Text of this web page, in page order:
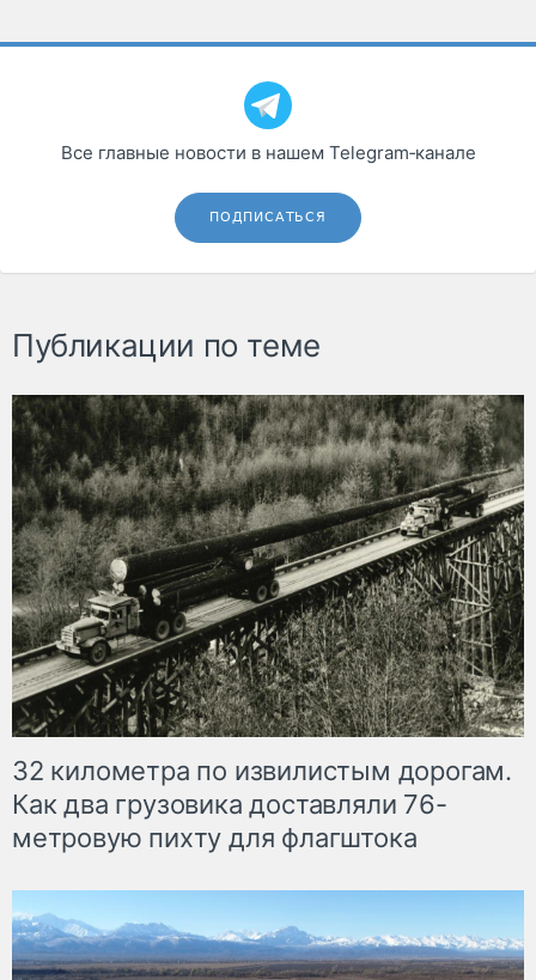
Все главные новости в нашем Telegram‑канале
ПОДПИСАТЬСЯ
Публикации по теме
32 километра по извилистым дорогам.
Как два грузовика доставляли 76-
метровую пихту для флагштока